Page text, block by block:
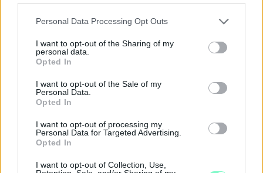
Please note that this website/app uses one or more Google
not limited to your visit or usage behaviour. You may click to
grant or deny consent to Google and its third-party tags to
use your data for below specified purposes in below Google
consent section.
Personal Data Processing Opt Outs
I want to opt-out of the Sharing of my
personal data.
Opted In
I want to opt-out of the Sale of my
Personal Data.
Opted In
I want to opt-out of processing my
Personal Data for Targeted Advertising.
Opted In
I want to opt-out of Collection, Use,
PERL, VÁRADI ÉS TANOH DEZ IS OTT VAN A FÉRFI
KOSÁRLABDA-VÁLOGATOTT SZŰKÍTETT
KERETÉBEN
Észtország, Szlovénia és Svédország következik.
Szólj hozzá!